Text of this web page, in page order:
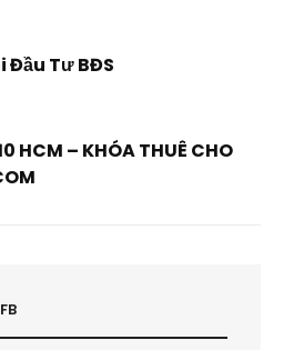
Đầu Tư BĐS
HCM – KHÓA THUÊ CHO